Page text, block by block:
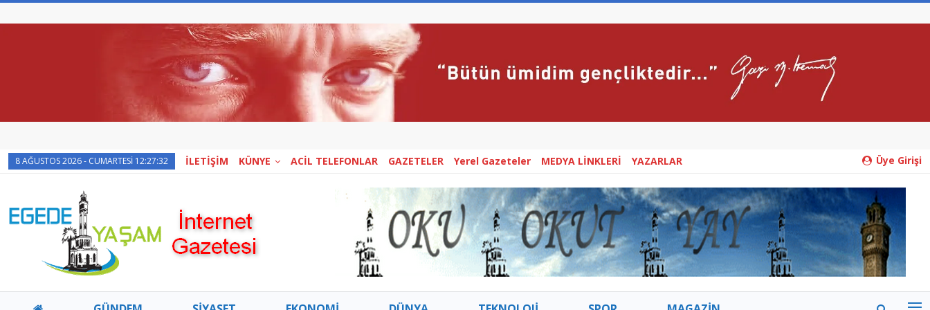
Üye Girişi
8 AĞUSTOS 2026 - CUMARTESI 12:27:32 İLETİŞİM KÜNYE ACİL TELEFONLAR GAZETELER Yerel Gazeteler MEDYA LİNKLERİ YAZARLAR